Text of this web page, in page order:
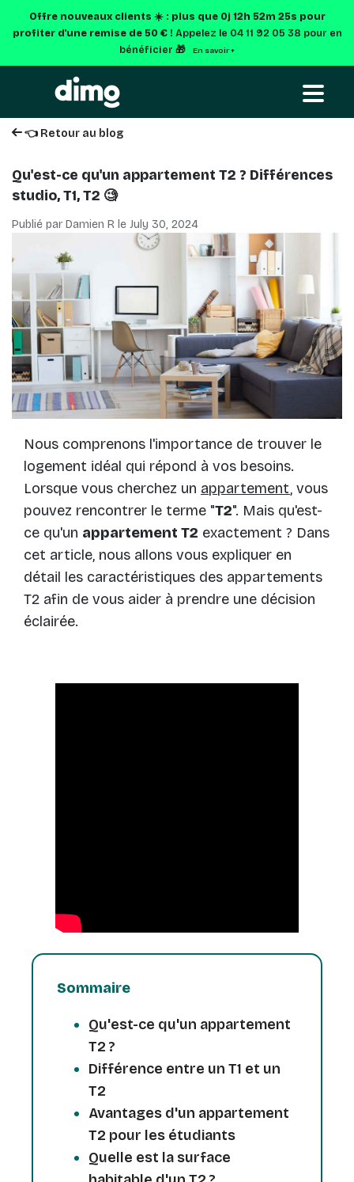
Offre nouveaux clients ☀️ : plus que 0j 12h 52m 24s pour
profiter d'une remise de 50 € ! Appelez le 04 11 92 05 38 pour en
bénéficier 🎁
En savoir +
👈 Retour au blog
Qu'est-ce qu'un appartement T2 ? Différences
studio, T1, T2 🧐
Publié par Damien R le July 30, 2024
Nous comprenons l'importance de trouver le
logement idéal qui répond à vos besoins.
Lorsque vous cherchez un appartement, vous
pouvez rencontrer le terme "T2". Mais qu'est-
ce qu'un appartement T2 exactement ? Dans
cet article, nous allons vous expliquer en
détail les caractéristiques des appartements
T2 afin de vous aider à prendre une décision
éclairée.
Sommaire
Qu'est-ce qu'un appartement
T2 ?
Différence entre un T1 et un
T2
Avantages d'un appartement
T2 pour les étudiants
Quelle est la surface